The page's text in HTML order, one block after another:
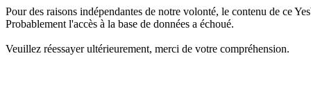
Pour des raisons indépendantes de notre volonté, le contenu de ce
Probablement l'accès à la base de données a échoué.
Veuillez réessayer ultérieurement, merci de votre compréhension.